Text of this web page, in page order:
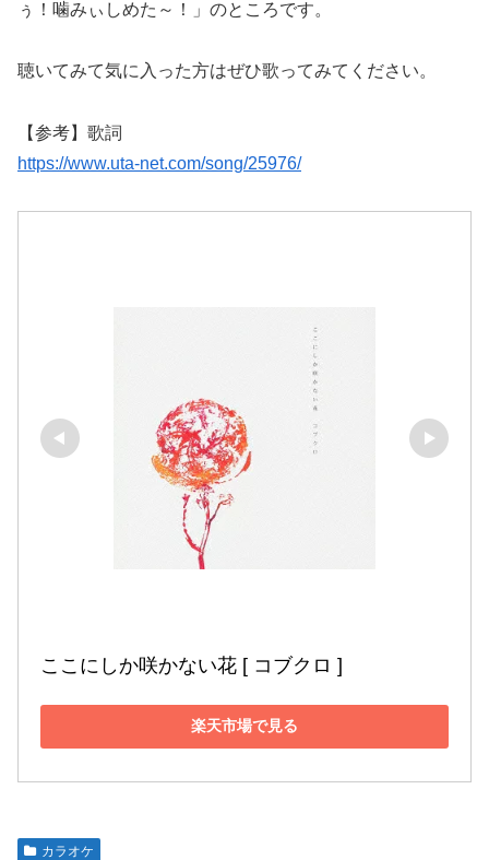
ぅ！噛みぃしめた～！」のところです。
聴いてみて気に入った方はぜひ歌ってみてください。
【参考】歌詞
https://www.uta-net.com/song/25976/
ここにしか咲かない花 [ コブクロ ]
楽天市場で見る
カラオケ